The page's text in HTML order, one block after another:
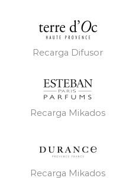
Recarga Difusor
Recarga Mikados
Recarga Mikados